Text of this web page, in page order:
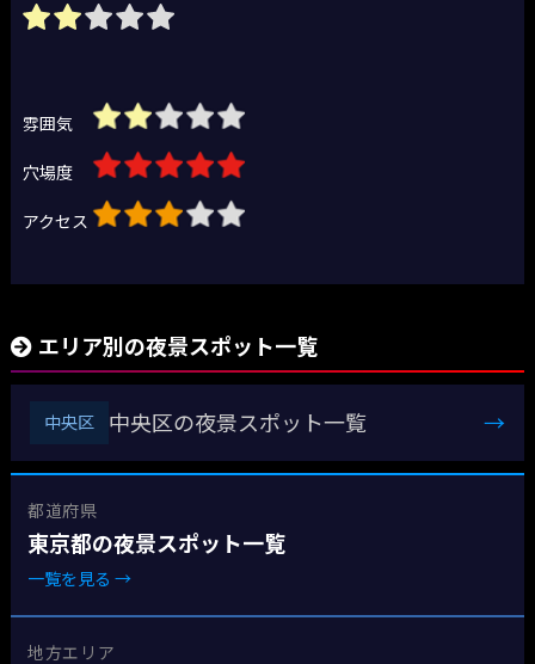
雰囲気
穴場度
アクセス
エリア別の夜景スポット一覧
中央区 中央区の夜景スポット一覧 →
都道府県
東京都の夜景スポット一覧
一覧を見る →
地方エリア